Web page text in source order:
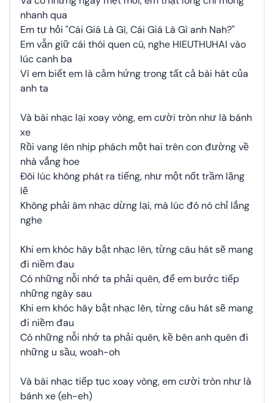
nhanh qua
Em tự hỏi "Cái Giá Là Gì, Cái Giá Là Gì anh Nah?"
Em vẫn giữ cái thói quen cũ, nghe HIEUTHUHAI vào
lúc canh ba
Vì em biết em là cảm hứng trong tất cả bài hát của
anh ta
Và bài nhạc lại xoay vòng, em cười tròn như là bánh
xe
Rồi vang lên nhịp phách một hai trên con đường về
nhà vắng hoe
Đôi lúc không phát ra tiếng, như một nốt trầm lặng
lẽ
Không phải âm nhạc dừng lại, mà lúc đó nó chỉ lắng
nghe
Khi em khóc hãy bật nhạc lên, từng câu hát sẽ mang
đi niềm đau
Có những nỗi nhớ ta phải quên, để em bước tiếp
những ngày sau
Khi em khóc hãy bật nhạc lên, từng câu hát sẽ mang
đi niềm đau
Có những nỗi nhớ ta phải quên, kề bên anh quên đi
những u sầu, woah-oh
Và bài nhạc tiếp tục xoay vòng, em cười tròn như là
bánh xe (eh-eh)